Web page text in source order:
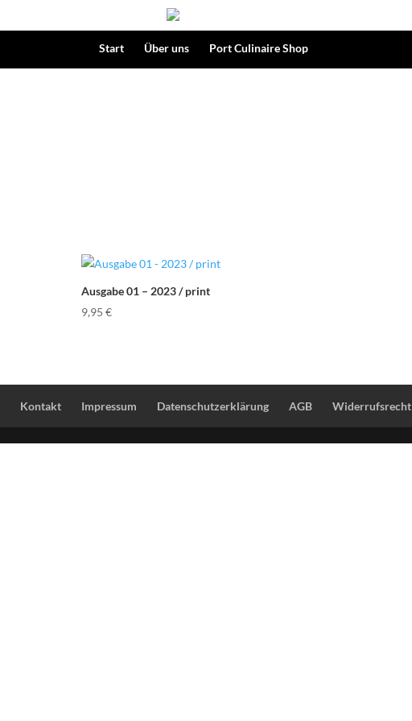
Start Über uns Port Culinaire Shop
Ausgabe 01 – 2023 / print
9,95 €
Kontakt Impressum Datenschutzerklärung AGB Widerrufsrecht